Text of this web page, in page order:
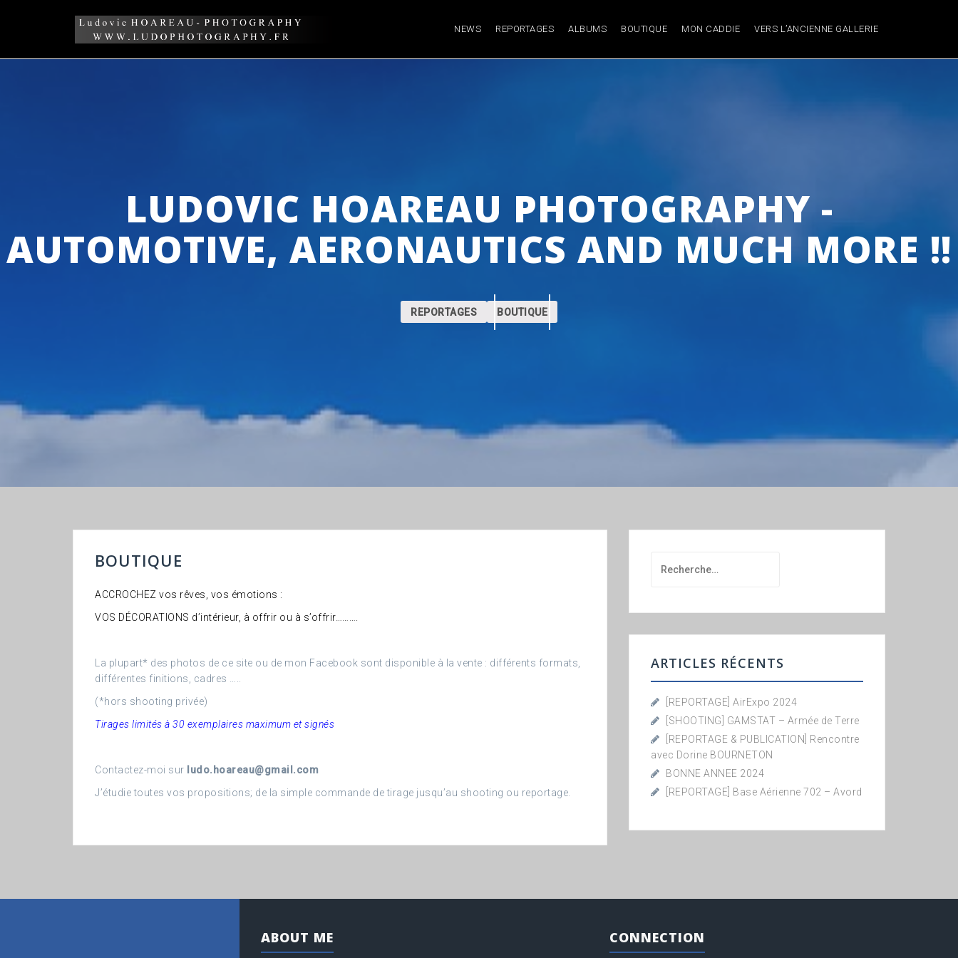
NEWS REPORTAGES ALBUMS BOUTIQUE MON CADDIE VERS L’ANCIENNE GALLERIE
LUDOVIC HOAREAU PHOTOGRAPHY -
AUTOMOTIVE, AERONAUTICS AND MUCH MORE !!
REPORTAGES BOUTIQUE
BOUTIQUE
ACCROCHEZ vos rêves, vos émotions :
VOS DÉCORATIONS d’intérieur, à offrir ou à s’offrir……….
La plupart* des photos de ce site ou de mon Facebook sont disponible à la vente : différents formats,
différentes finitions, cadres …..
(*hors shooting privée)
Tirages limités à 30 exemplaires maximum et signés
Contactez-moi sur
ludo.hoareau@gmail.com
J’étudie toutes vos propositions; de la simple commande de tirage jusqu’au shooting ou reportage.
ARTICLES RÉCENTS
[REPORTAGE] AirExpo 2024
[SHOOTING] GAMSTAT – Armée de Terre
[REPORTAGE & PUBLICATION] Rencontre
avec Dorine BOURNETON
BONNE ANNEE 2024
[REPORTAGE] Base Aérienne 702 – Avord
ABOUT ME CONNECTION